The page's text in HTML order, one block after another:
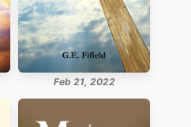
Feb 21, 2022